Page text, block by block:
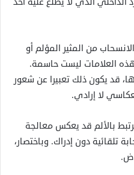
من المثير المؤلم أو
العلامات ليست حاسمة.
قد يكون ذلك تعبيرا عن شعور
لا إرادي.
بالألم قد يعكس معالجة
تلقائية دون إدراك. وباختصار،